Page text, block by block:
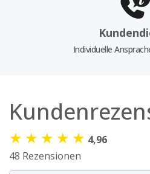
Individuelle
★ ★ ★ ★ ★ 4,96
48 Rezensionen